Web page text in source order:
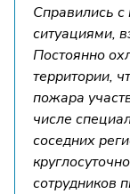
Справились
ситуациями,
Постоянно
территории,
пожара
числе
соседних
сотрудников